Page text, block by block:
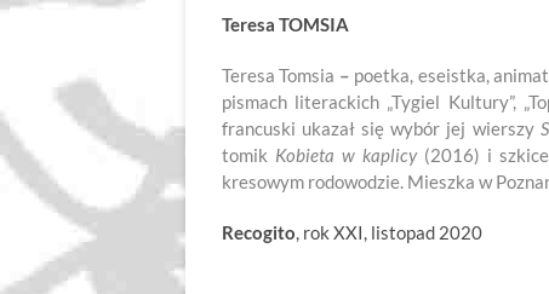
Teresa TOMSIA
Teresa Tomsia – poetka, eseistka,
pismach literackich „Tygiel Kultury”,
francuski ukazał się wybór jej wierszy
tomik Kobieta w kaplicy(2016) i
kresowym rodowodzie. Mieszka w
Recogito, rok XXI, listopad 2020